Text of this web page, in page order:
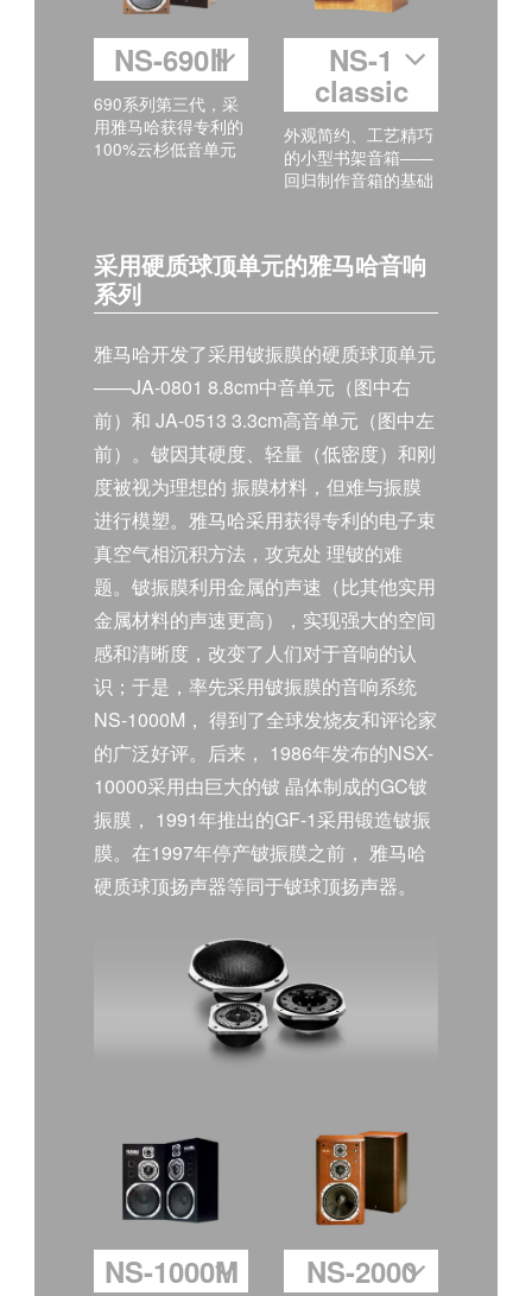
NS-690Ⅲ
690系列第三代，采
用雅马哈获得专利的
100%云杉低音单元
NS-1
classic
外观简约、工艺精巧
的小型书架音箱——
回归制作音箱的基础
采用硬质球顶单元的雅马哈音响
系列
雅马哈开发了采用铍振膜的硬质球顶单元
——JA-0801 8.8cm中音单元（图中右
前）和 JA-0513 3.3cm高音单元（图中左
前）。铍因其硬度、轻量（低密度）和刚
度被视为理想的 振膜材料，但难与振膜
进行模塑。雅马哈采用获得专利的电子束
真空气相沉积方法，攻克处 理铍的难
题。铍振膜利用金属的声速（比其他实用
金属材料的声速更高），实现强大的空间
感和清晰度，改变了人们对于音响的认
识；于是，率先采用铍振膜的音响系统
NS-1000M， 得到了全球发烧友和评论家
的广泛好评。后来， 1986年发布的NSX-
10000采用由巨大的铍 晶体制成的GC铍
振膜， 1991年推出的GF-1采用锻造铍振
膜。在1997年停产铍振膜之前， 雅马哈
硬质球顶扬声器等同于铍球顶扬声器。
NS-1000M NS-2000